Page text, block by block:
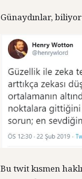
Günaydınlar,
Bu twit kısmen